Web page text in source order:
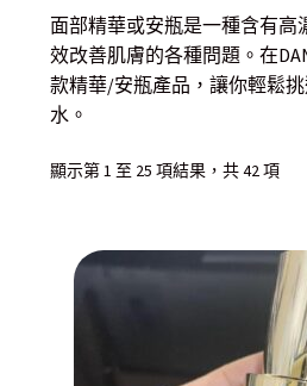
面部精華或安瓶是一種含有高
效改善肌膚的各種問題。在
款精華/安瓶產品，讓你輕鬆
水。
顯示第 1 至 25 項結果，共 42 項